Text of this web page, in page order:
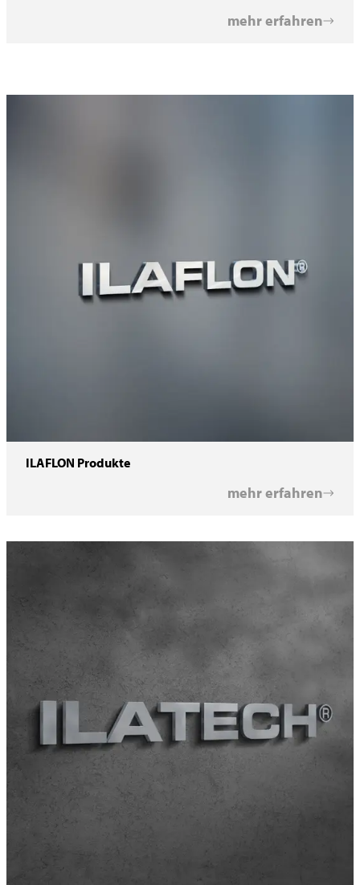
mehr erfahren
ILAFLON Produkte
mehr erfahren